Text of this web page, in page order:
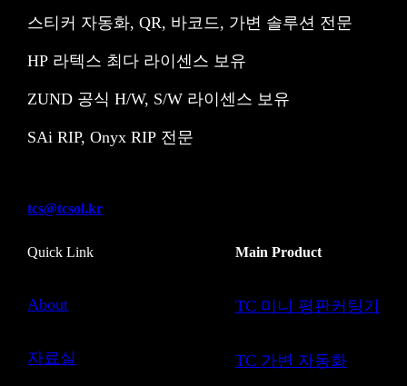
스티커 자동화, QR, 바코드, 가변 솔루션 전문
HP 라텍스 최다 라이센스 보유
ZUND 공식 H/W, S/W 라이센스 보유
SAi RIP, Onyx RIP 전문
tcs@tcsol.kr
Quick Link
About
자료실
Main Product
TC 미니 평판커팅기
TC 가변 자동화